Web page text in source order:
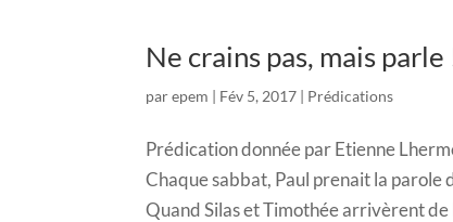
Ne crains pas, mais
parepem | Fév 5, 2017 | Prédications
Prédication donnée par Etienne
Chaque sabbat, Paul prenait la parole
Quand Silas et Timothée arrivèrent de